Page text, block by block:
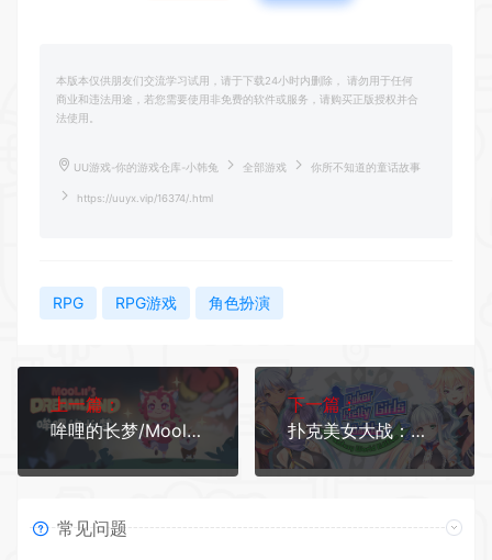
本版本仅供朋友们交流学习试用，请于下载24小时内删除， 请勿用于任何
商业和违法用途，若您需要使用非免费的软件或服务，请购买正版授权并合
法使用。
UU游戏-你的游戏仓库-小韩兔 全部游戏 你所不知道的童话故事
https://uuyx.vip/16374/.html
RPG RPG游戏 角色扮演
上一篇：
哞哩的长梦/Mooliis Dreamland
下一篇：
扑克美女大战：幻想世界版/Poker Pretty Girls Battle : Fantasy World Edition
常见问题